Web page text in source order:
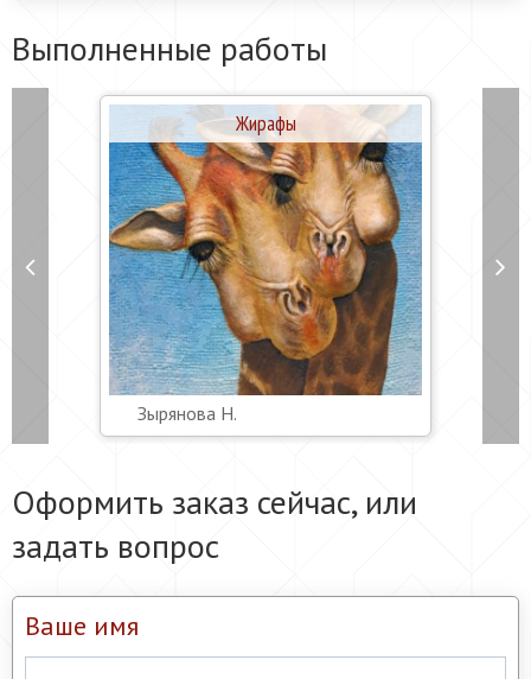
Выполненные работы
Жирафы
Зырянова Н.
Оформить заказ сейчас, или
задать вопрос
Ваше имя